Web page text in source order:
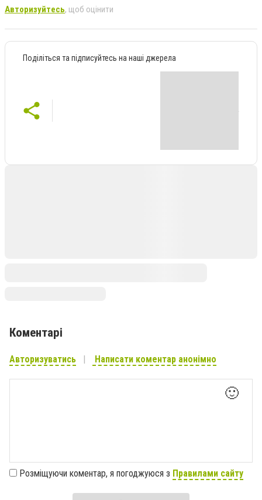
Авторизуйтесь, щоб оцінити
Поділіться та підписуйтесь на наші джерела
Коментарі
Авторизуватись Написати коментар анонімно
🙂
Розміщуючи коментар, я погоджуюся з Правилами сайту